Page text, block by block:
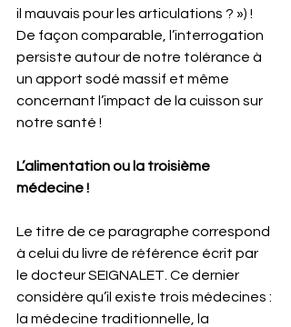
il mauvais pour les articulations ? ») !
De façon comparable, l’interrogation
persiste autour de notre tolérance à
un apport sodé massif et même
concernant l’impact de la cuisson sur
notre santé !
L’alimentation ou la troisième
médecine !
Le titre de ce paragraphe correspond
à celui du livre de référence écrit par
le docteur SEIGNALET. Ce dernier
considère qu’il existe trois médecines :
la médecine traditionnelle, la